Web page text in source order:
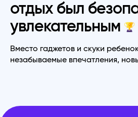
отдых был
увлекательным
Вместо гаджетов и скуки
незабываемые впечатления,